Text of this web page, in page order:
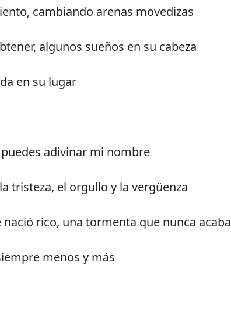
cambiando arenas movedizas
algunos sueños en su cabeza
en su lugar
adivinar mi nombre
tristeza, el orgullo y la vergüenza
nació rico, una tormenta que nunca acaba
menos y más